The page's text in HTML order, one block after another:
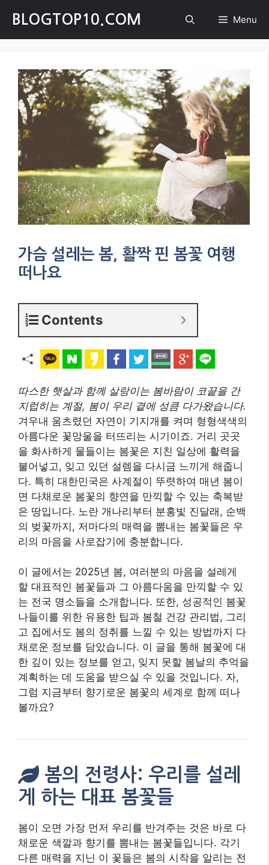
content
BLOGTOP10.COM Menu
가슴 설레는 봄, 활짝 핀 봄꽃 여행
떠나요
Contents
따스한 햇살과 함께 살랑이는 봄바람이 코끝을 간
지럽히는 계절, 봄이 우리 곁에 성큼 다가왔습니다.
겨우내 움츠렸던 자연이 기지개를 켜며 형형색색의
아름다운 꽃망울을 터뜨리는 시기이죠. 거리 곳곳
을 화사하게 물들이는 봄꽃은 지친 일상에 활력을
불어넣고, 잊고 있던 설렘을 다시금 느끼게 해줍니
다. 특히 대한민국은 사계절이 뚜렷하여 매년 봄이
면 다채로운 봄꽃의 향연을 만끽할 수 있는 축복받
은 땅입니다. 노란 개나리부터 분홍빛 진달래, 순백
의 벚꽃까지, 저마다의 매력을 뽐내는 봄꽃들은 우
리의 마음을 사로잡기에 충분합니다.
이 글에서는 2025년 봄, 여러분의 마음을 설레게
할 대표적인 봄꽃들과 그 아름다움을 만끽할 수 있
는 전국 명소들을 소개합니다. 또한, 성공적인 봄꽃
나들이를 위한 유용한 팁과 봄철 건강 관리법, 그리
고 집에서도 봄의 정취를 느낄 수 있는 방법까지 다
채로운 정보를 담았습니다. 이 글을 통해 봄꽃에 대
한 깊이 있는 정보를 얻고, 잊지 못할 봄날의 추억을
계획하는 데 도움을 받으실 수 있을 것입니다. 자,
그럼 지금부터 향기로운 봄꽃의 세계로 함께 떠나
볼까요?
봄의 전령사: 우리를 설레
게 하는 대표 봄꽃들
봄이 오면 가장 먼저 우리를 반겨주는 것은 바로 다
채로운 색깔과 향기를 뽐내는 봄꽃들입니다. 각기
다른 매력을 지닌 이 꽃들은 봄의 시작을 알리는 전